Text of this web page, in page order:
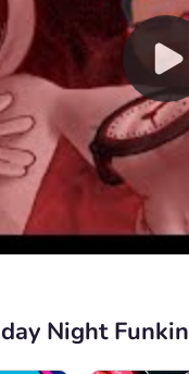
Night Funkin